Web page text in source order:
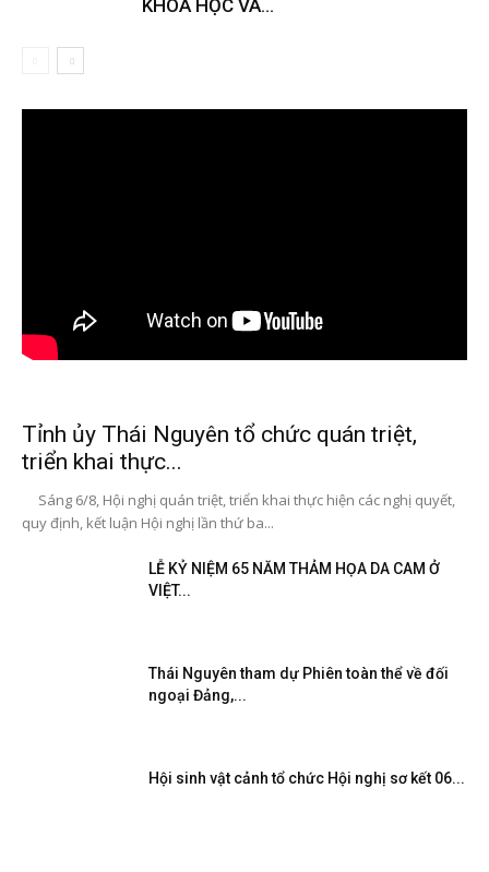
KHOA HỌC VÀ...
Tỉnh ủy Thái Nguyên tổ chức quán triệt,
triển khai thực...
Sáng 6/8, Hội nghị quán triệt, triển khai thực hiện các nghị quyết,
quy định, kết luận Hội nghị lần thứ ba...
LỄ KỶ NIỆM 65 NĂM THẢM HỌA DA CAM Ở
VIỆT...
Thái Nguyên tham dự Phiên toàn thể về đối
ngoại Đảng,...
Hội sinh vật cảnh tổ chức Hội nghị sơ kết 06...